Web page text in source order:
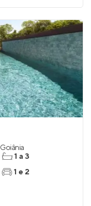
Goiânia
1 a 3
1 e 2